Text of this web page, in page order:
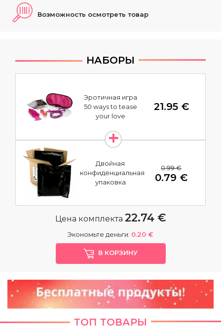
Возможность осмотреть товар
НАБОРЫ
Эротичная игра
50 ways to tease
your love
21.95 €
Двойная
конфиденциальная
упаковка
0.99 €
0.79 €
Цена комплекта 22.74 €
Экономьте деньги: 0.20 €
В КОРЗИНУ
ТОП ТОВАРЫ